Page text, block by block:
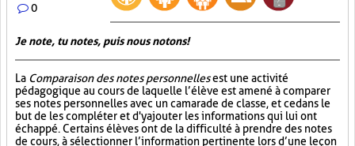
0
Je note, tu notes, puis nous notons!
La Comparaison des notes personnellesest une activité
pédagogique au cours de laquelle l’élève est amené à comparer
ses notes personnelles avec un camarade de classe, et ce dans le
but de les compléter et d'y ajouter les informations qui lui ont
échappé. Certains élèves ont de la difficulté à prendre des notes
de cours, à sélectionner l’information pertinente lors d’une leçon